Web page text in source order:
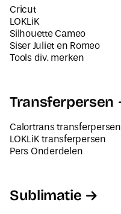
Cricut
LOKLiK
Silhouette Cameo
Siser Juliet en Romeo
Tools div. merken
Transferpersen
Calortrans transferpersen
LOKLiK transferpersen
Pers Onderdelen
Sublimatie